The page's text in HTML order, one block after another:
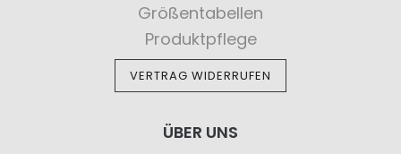
Größentabellen
Produktpflege
VERTRAG WIDERRUFEN
ÜBER UNS